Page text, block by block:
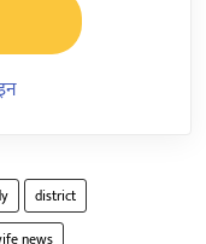
district
news